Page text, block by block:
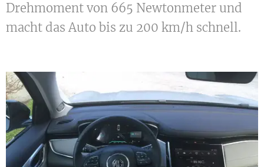
Drehmoment von 665 Newtonmeter und
macht das Auto bis zu 200 km/h schnell.